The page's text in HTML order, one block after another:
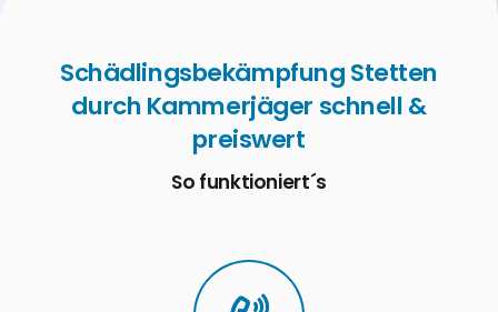
Schädlingsbekämpfung Stetten
durch Kammerjäger schnell &
preiswert
So funktioniert´s